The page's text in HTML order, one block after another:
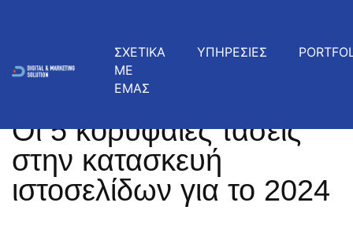
ΣΧΕΤΙΚΑ
ΜΕ
ΕΜΑΣ
ΥΠΗΡΕΣΙΕΣ
Οι 5 κορυφαίες τάσεις
στην κατασκευή
ιστοσελίδων για το 2024